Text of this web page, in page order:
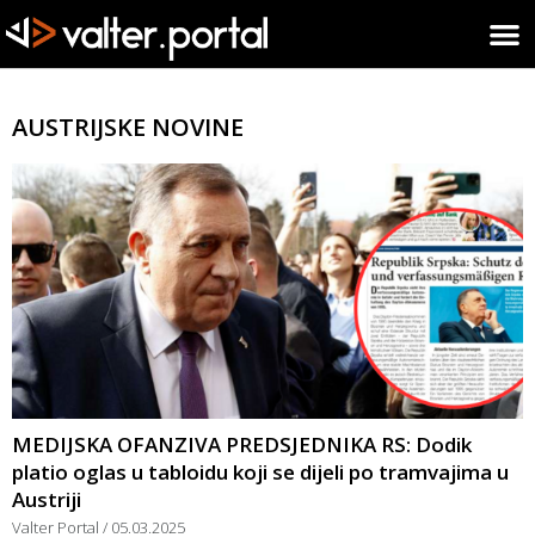
AUSTRIJSKE NOVINE
MEDIJSKA OFANZIVA PREDSJEDNIKA RS: Dodik
platio oglas u tabloidu koji se dijeli po tramvajima u
Austriji
Valter Portal 05.03.2025